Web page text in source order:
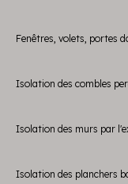
Fenêtres, volets, portes
Isolation des combles
Isolation des murs par
Isolation des planchers